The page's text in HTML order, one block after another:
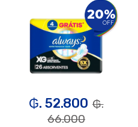
20%
OFF
₲. 52.800 ₲.
66.000